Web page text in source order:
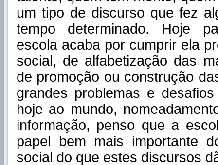
um tipo de discurso que fez
tempo determinado. Hoje
escola acaba por cumprir ela
social, de alfabetização das
de promoção ou construção
grandes problemas e
hoje ao mundo,
informação, penso que a
papel bem mais importante
social do que estes discursos